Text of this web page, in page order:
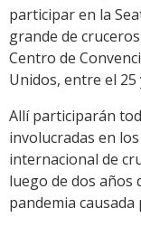
participar en la
grande de
Centro de
Unidos, entre el 25
Allí participarán
involucradas en
internacional de
luego de dos años
pandemia causada